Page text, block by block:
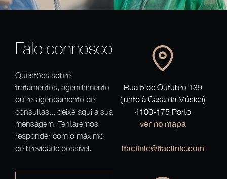
Fale connosco
Questões sobre
tratamentos, agendamento
ou re-agendamento de
consultas... deixe aqui a sua
mensagem. Tentaremos
responder com o máximo
de brevidade possível.
Rua 5 de Outubro 139
(junto à Casa da Música)
4100-175 Porto
ver no mapa
ifaclinic@ifaclinic.com